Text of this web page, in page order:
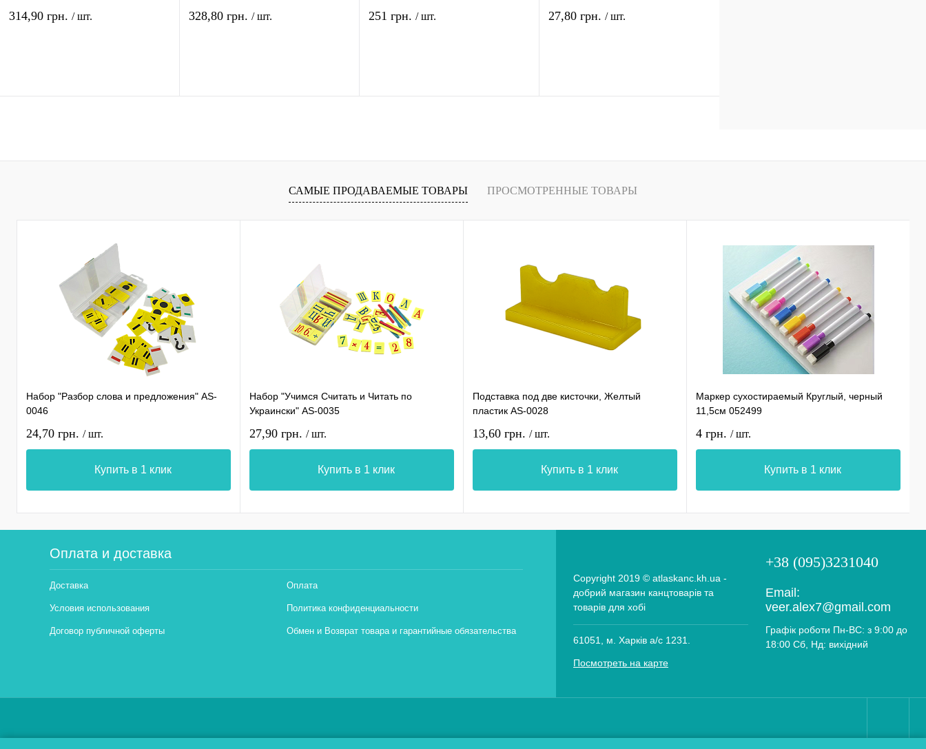
314,90 грн. / шт. 328,80 грн. / шт. 251 грн. / шт. 27,80 грн. / шт.
САМЫЕ ПРОДАВАЕМЫЕ ТОВАРЫ ПРОСМОТРЕННЫЕ ТОВАРЫ
Набор "Разбор слова и предложения" AS-
0046
24,70 грн. / шт.
Купить в 1 клик
Набор "Учимся Считать и Читать по
Украински" AS-0035
27,90 грн. / шт.
Купить в 1 клик
Подставка под две кисточки, Желтый
пластик AS-0028
13,60 грн. / шт.
Купить в 1 клик
Маркер сухостираемый Круглый, черный
11,5см 052499
4 грн. / шт.
Купить в 1 клик
Оплата и доставка
Доставка Оплата
Условия использования Политика конфиденциальности
Договор публичной оферты Обмен и Возврат товара и гарантийные обязательства
Copyright 2019 © atlaskanc.kh.ua -
добрий магазин канцтоварів та
товарів для хобі
61051, м. Харків а/с 1231.
Посмотреть на карте
+38 (095)3231040
Email:
veer.alex7@gmail.com
Графік роботи Пн-ВС: з 9:00 до
18:00 Сб, Нд: вихідний